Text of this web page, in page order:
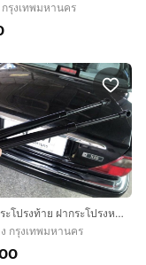
รุงเทพมหานคร
โช๊คฝากระโปรงท้าย ฝากระโปรงหน้า Jaguar โฉม X300 X308 XJ40 XJ6 XJ8 XJR Sovereign Daimler
กรุงเทพมหานคร